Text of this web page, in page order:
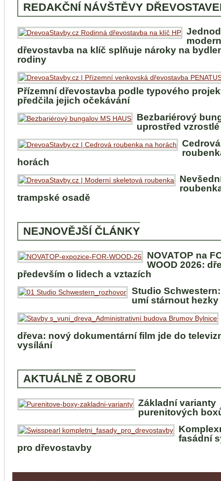
REDAKČNÍ NÁVŠTĚVY
dřevostavba na klíč splňuje nároky na
rodiny
Přízemní dřevostavba podle typového
předčila jejich očekávání
Bezbariérový
uprostřed
Cedrová
horách
trampské osadě
NEJNOVĚJŠÍ ČLÁNKY
NOVATOP na
WOOD 2026:
především o lidech a vztazích
Studio
umí stárnout hezky
dřeva: nový dokumentární film jde do
vysílání
AKTUÁLNĚ Z OBORU
Základní varianty
purenitových
fasádní
pro dřevostavby